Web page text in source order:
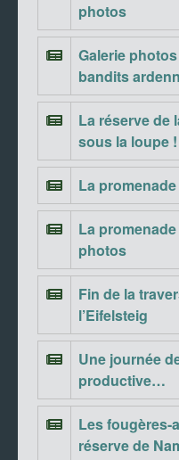
photos
Galerie
bandits
La réserve de
sous la loupe !
La
La
photos
Fin de la
l’Eifelsteig
Une journée
productive…
Les fougères-
réserve de